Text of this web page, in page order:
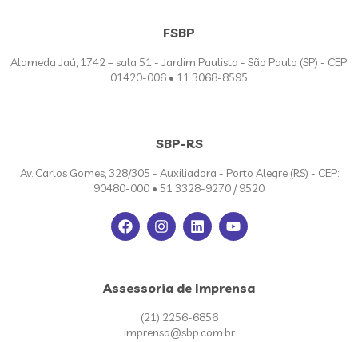
FSBP
Alameda Jaú, 1742 – sala 51 - Jardim Paulista - São Paulo (SP) - CEP:
01420-006 • 11 3068-8595
SBP-RS
Av. Carlos Gomes, 328/305 - Auxiliadora - Porto Alegre (RS) - CEP:
90480-000 • 51 3328-9270 / 9520
Assessoria de Imprensa
(21) 2256-6856
imprensa@sbp.com.br